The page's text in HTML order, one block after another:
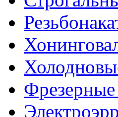
Фрезерные